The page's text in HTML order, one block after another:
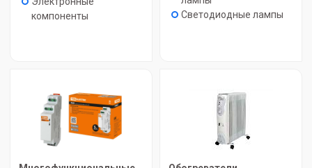
компоненты
Светодиодные лампы